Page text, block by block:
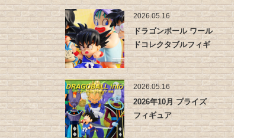
2026.05.16
ドラゴンボール ワール
ドコレクタブルフィギ
ュア -…
2026.05.16
2026年10月 プライズ
フィギュア